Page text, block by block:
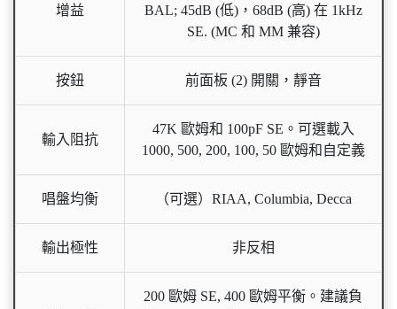
增益
BAL; 45dB (低)，68dB (高) 在 1kHz
SE. (MC 和 MM 兼容)
按鈕 前面板 (2) 開關，靜音
輸入阻抗
47K 歐姆和 100pF SE。可選載入
1000, 500, 200, 100, 50 歐姆和自定義
唱盤均衡 （可選）RIAA, Columbia, Decca
輸出極性 非反相
200 歐姆 SE, 400 歐姆平衡。建議負